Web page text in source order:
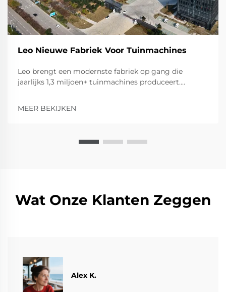
Leo Nieuwe Fabriek Voor Tuinmachines
Leo brengt een modernste fabriek op gang die
jaarlijks 1,3 miljoen+ tuinmachines produceert.
meer. Neem kennis van onze geavanceerde
MEER BEKIJKEN
Wat Onze Klanten Zeggen
Alex K.